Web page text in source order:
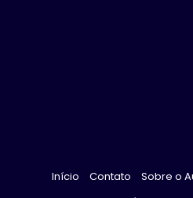
Início Contato Sobre o